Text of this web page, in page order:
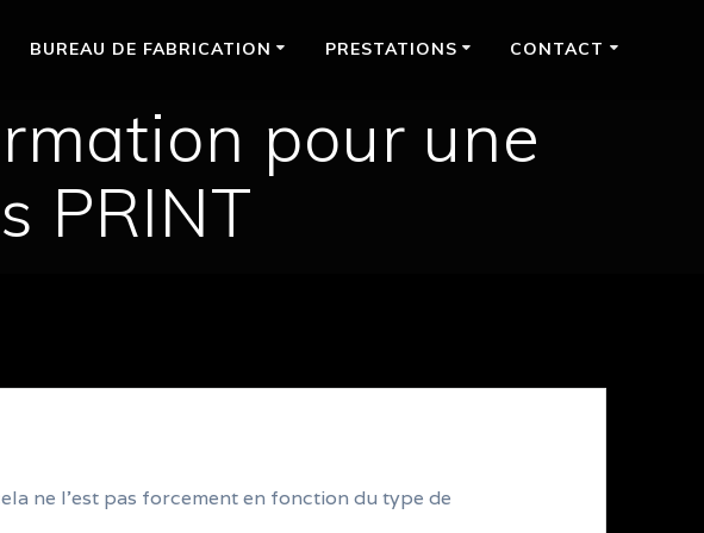
BUREAU DE FABRICATION PRESTATIONS CONTACT
pour une
PRINT
ne l’est pas forcement en fonction du type de